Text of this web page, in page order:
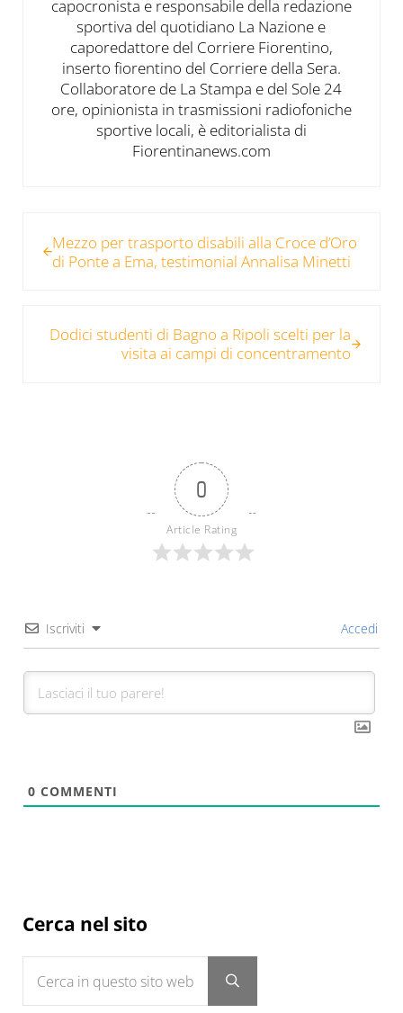
capocronista e responsabile della redazione
sportiva del quotidiano La Nazione e
caporedattore del Corriere Fiorentino,
inserto fiorentino del Corriere della Sera.
Collaboratore de La Stampa e del Sole 24
ore, opinionista in trasmissioni radiofoniche
sportive locali, è editorialista di
Fiorentinanews.com
Mezzo per trasporto disabili alla Croce d’Oro
di Ponte a Ema, testimonial Annalisa Minetti
Dodici studenti di Bagno a Ripoli scelti per la
visita ai campi di concentramento
0
Article Rating
Iscriviti Accedi
0 COMMENTI
Sidebar
Cerca nel sito
Submit search